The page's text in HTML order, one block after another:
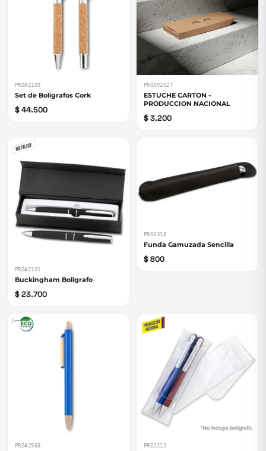
PROA2193
Set de Bolígrafos Cork
$ 44.500
PROAV2027
ESTUCHE CARTON -
PRODUCCION NACIONAL
$ 3.200
PROA2131
Buckingham Boligrafo
$ 23.700
PRO6318
Funda Gamuzada Sencilla
$ 800
PROA2568 PRO2212